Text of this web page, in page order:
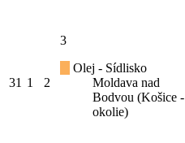
31 1 2
3
Olej - Sídlisko
Moldava nad
Bodvou (Košice -
okolie)